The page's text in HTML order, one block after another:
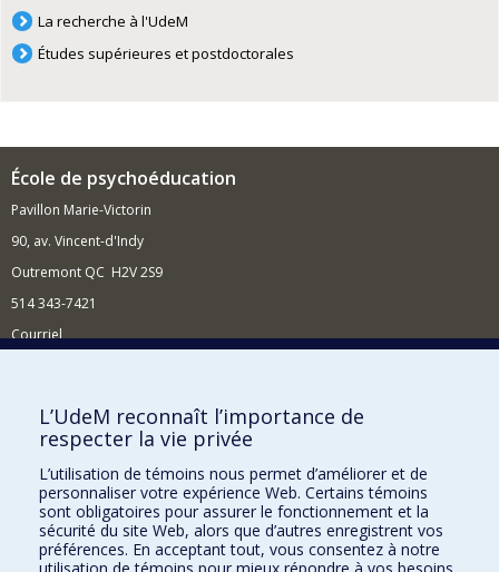
La recherche à l'UdeM
Études supérieures et postdoctorales
École de psychoéducation
Pavillon Marie-Victorin
90, av. Vincent-d'Indy
Outremont QC H2V 2S9
514 343-7421
Courriel
Comment soutenir l'École?
BESOIN D'AIDE?
Plan du site
Signaler une erreur
Accessibilité
L’UdeM reconnaît l’importance de
respecter la vie privée
L’utilisation de témoins nous permet d’améliorer et de
personnaliser votre expérience Web. Certains témoins
sont obligatoires pour assurer le fonctionnement et la
sécurité du site Web, alors que d’autres enregistrent vos
préférences. En acceptant tout, vous consentez à notre
utilisation de témoins pour mieux répondre à vos besoins.